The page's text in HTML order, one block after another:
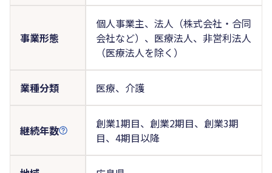
事業形態
個人事業主、法人（株式会社・合同
会社など）、医療法人、非営利法人
（医療法人を除く）
業種分類 医療、介護
継続年数
創業1期目、創業2期目、創業3期
目、4期目以降